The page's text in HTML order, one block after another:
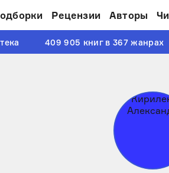
Рецензии Авторы
409 905 книг в 367 жанрах